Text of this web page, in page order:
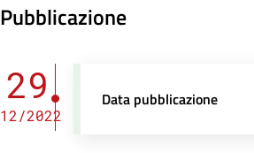
Pubblicazione
29
12/2022
Data pubblicazione